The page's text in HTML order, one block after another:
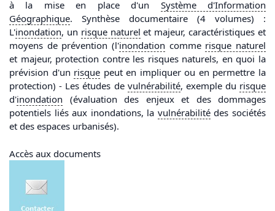
à la mise en place d'un Système d'Information
Géographique. Synthèse documentaire (4 volumes) :
L'inondation, un risquenaturel et majeur, caractéristiques et
moyens de prévention (l'inondation comme risque naturel
et majeur, protection contre les risques naturels, en quoi la
prévision d'un risque peut en impliquer ou en permettre la
protection) - Les études de vulnérabilité, exemple du risque
d'inondation (évaluation des enjeux et des dommages
potentiels liés aux inondations, la vulnérabilitédes sociétés
et des espaces urbanisés).
Accès aux documents